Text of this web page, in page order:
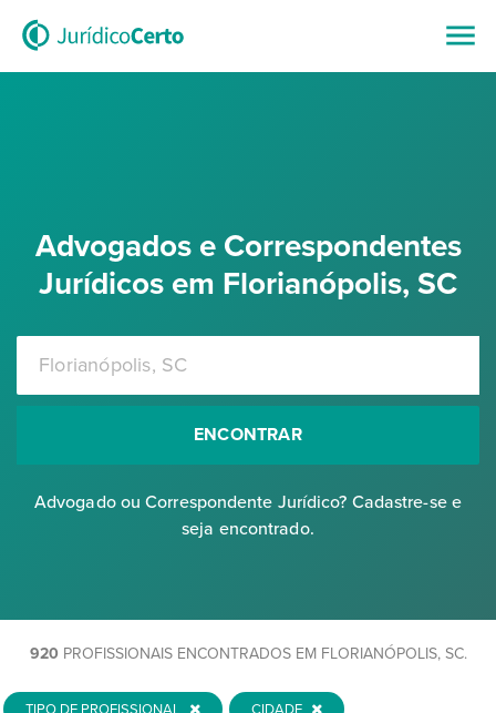
Advogados e Correspondentes
Jurídicos em Florianópolis, SC
ENCONTRAR
Advogado ou Correspondente Jurídico? Cadastre-se e
seja encontrado.
920 PROFISSIONAIS ENCONTRADOS EM FLORIANÓPOLIS, SC.
TIPO DE PROFISSIONAL CIDADE